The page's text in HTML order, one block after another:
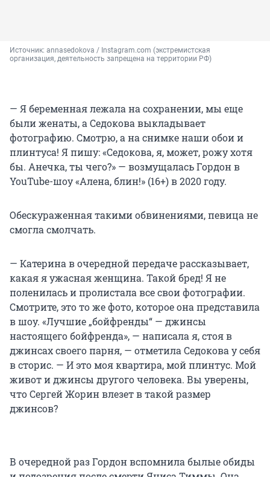
Источник: annasedokova / Instagram.com (экстремистская
организация, деятельность запрещена на территории РФ)
— Я беременная лежала на сохранении, мы еще
были женаты, а Седокова выкладывает
фотографию. Смотрю, а на снимке наши обои и
плинтуса! Я пишу: «Седокова, я, может, рожу хотя
бы. Анечка, ты чего?» — возмущалась Гордон в
YouTube-шоу «Алена, блин!» (16+) в 2020 году.
Обескураженная такими обвинениями, певица не
смогла смолчать.
— Катерина в очередной передаче рассказывает,
какая я ужасная женщина. Такой бред! Я не
поленилась и пролистала все свои фотографии.
Смотрите, это то же фото, которое она представила
в шоу. «Лучшие „бойфренды“ — джинсы
настоящего бойфренда», — написала я, стоя в
джинсах своего парня, — отметила Седокова у себя
в сторис. — И это моя квартира, мой плинтус. Мой
живот и джинсы другого человека. Вы уверены,
что Сергей Жорин влезет в такой размер
джинсов?
В очередной раз Гордон вспомнила былые обиды